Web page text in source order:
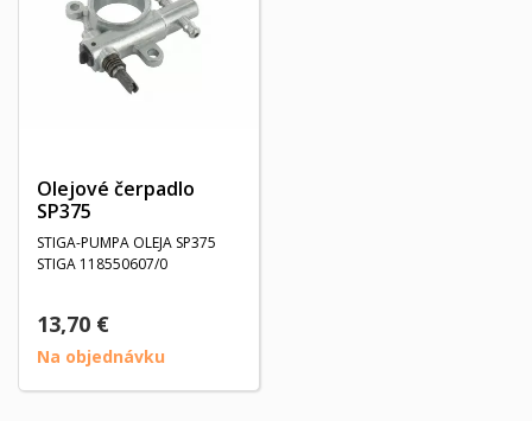
Olejové čerpadlo
SP375
STIGA-PUMPA OLEJA SP375
STIGA 118550607/0
13,70 €
Na objednávku